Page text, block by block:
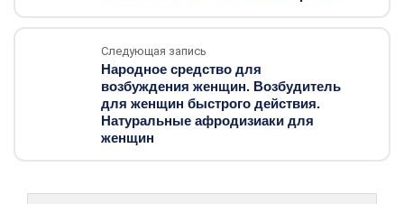
Следующая запись
Народное средство для
возбуждения женщин. Возбудитель
для женщин быстрого действия.
Натуральные афродизиаки для
женщин